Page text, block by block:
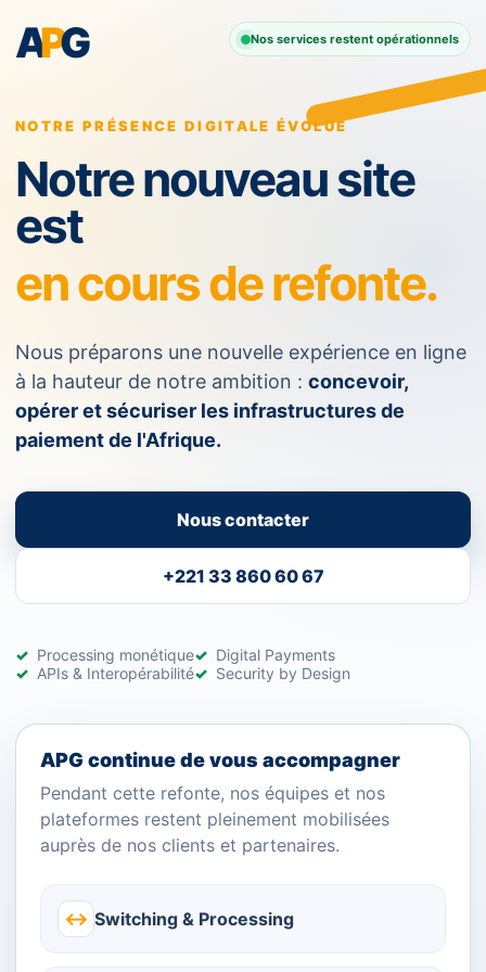
APG Nos services restent opérationnels
NOTRE PRÉSENCE DIGITALE ÉVOLUE
Notre nouveau site
est
en cours de refonte.
Nous préparons une nouvelle expérience en ligne
à la hauteur de notre ambition : concevoir,
opérer et sécuriser les infrastructures de
paiement de l'Afrique.
Nous contacter
+221 33 860 60 67
Processing monétique
Digital Payments
APIs & Interopérabilité
Security by Design
APG continue de vous accompagner
Pendant cette refonte, nos équipes et nos
plateformes restent pleinement mobilisées
auprès de nos clients et partenaires.
↔ Switching & Processing